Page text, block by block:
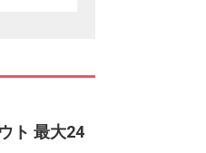
ト 最大24